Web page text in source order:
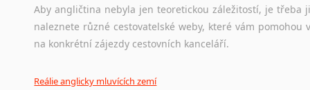
Aby angličtina nebyla jen teoretickou záležitostí, je
naleznete různé cestovatelské weby, které vám
na konkrétní zájezdy cestovních kanceláří.
Reálie anglicky mluvících zemí